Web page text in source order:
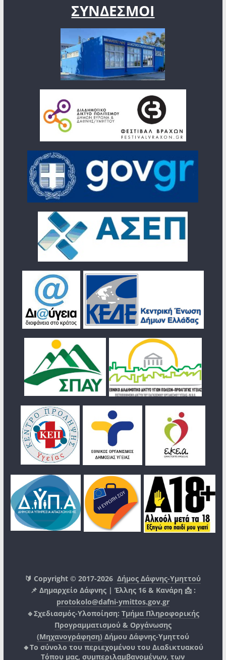
ΣΥΝΔΕΣΜΟΙ
🔰 Copyright © 2017-2026Δήμος Δάφνης-Υμηττού
📌 Δημαρχείο Δάφνης | Έλλης 16 & Κανάρη 📩 :
protokolo@dafni-ymittos.gov.gr
🔹Σχεδιασμός-Υλοποίηση: Τμήμα Πληροφορικής
Προγραμματισμού & Οργάνωσης
(Μηχανογράφηση) Δήμου Δάφνης-Υμηττού
🔸Το σύνολο του περιεχομένου του Διαδικτυακού
Τόπου μας, συμπεριλαμβανομένων, των